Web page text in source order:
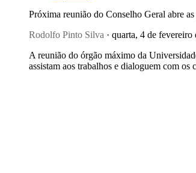
Próxima reunião do Conselho Geral abre as
Rodolfo Pinto Silva · quarta, 4 de
A reunião do órgão máximo da
assistam aos trabalhos e dialoguem com os